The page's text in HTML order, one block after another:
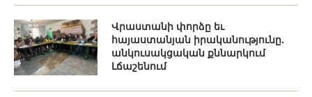
Վրաստանի փորձը եւ
հայաստանյան իրականությունը.
անկուսակցական քննարկում
Լճաշենում